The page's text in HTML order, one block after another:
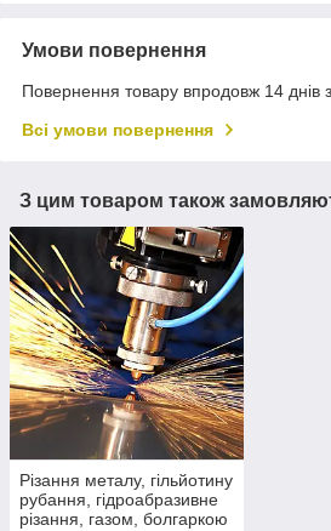
Умови повернення
Повернення товару впродовж 14 днів
Всі умови повернення
З цим товаром також
Різання металу, гільйотину
рубання, гідроабразивне
різання, газом, болгаркою